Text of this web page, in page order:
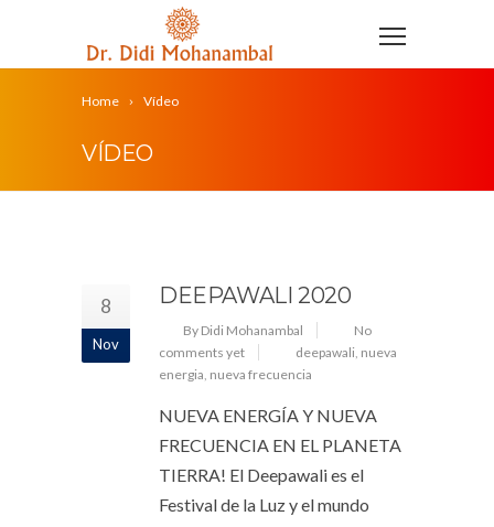
Home Vídeo
VÍDEO
8
Nov
DEEPAWALI 2020
By Didi Mohanambal
No
comments yet
deepawali, nueva
energia, nueva frecuencia
NUEVA ENERGÍA Y NUEVA
FRECUENCIA EN EL PLANETA
TIERRA! El Deepawali es el
Festival de la Luz y el mundo